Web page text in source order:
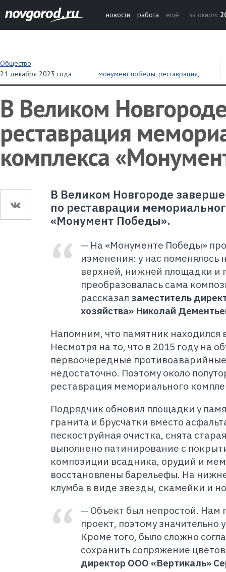
новости работа ещё за окном:
Общество
21 декабря 2023 года
монумент победы, реставрация,
Великий Новгород
В Великом
реставрация
комплекса
В Великом Новгороде
по реставрации
«Монумент Победы».
— На «Монументе Победы»
изменения: у нас поменялось
верхней, нижней площадки и
преобразовалась сама
рассказал заместитель
хозяйства» Николай
Напомним, что памятник находился
Несмотря на то, что в 2015 году на
первоочередные
недостаточно. Поэтому около
реставрация мемориального
Подрядчик обновил площадки у
гранита и брусчатки вместо
пескоструйная очистка, снята
выполнено патинирование с
композиции всадника, орудий и
восстановлены барельефы. На
клумба в виде звезды, скамейки и
— Объект был непростой. Нам
проект, поэтому значительно
Кроме того, было сложно
сохранить сопряжение
директор ООО «Вертикаль»